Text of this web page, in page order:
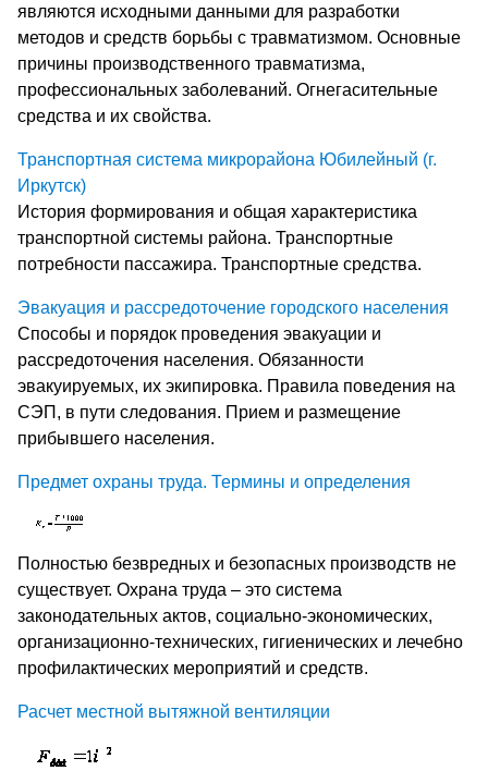
являются исходными данными для разработки
методов и средств борьбы с травматизмом. Основные
причины производственного травматизма,
профессиональных заболеваний. Огнегасительные
средства и их свойства.
Транспортная система микрорайона Юбилейный (г.
Иркутск)
История формирования и общая характеристика
транспортной системы района. Транспортные
потребности пассажира. Транспортные средства.
Эвакуация и рассредоточение городского населения
Способы и порядок проведения эвакуации и
рассредоточения населения. Обязанности
эвакуируемых, их экипировка. Правила поведения на
СЭП, в пути следования. Прием и размещение
прибывшего населения.
Предмет охраны труда. Термины и определения
Полностью безвредных и безопасных производств не
существует. Охрана труда – это система
законодательных актов, социально-экономических,
организационно-технических, гигиенических и лечебно
профилактических мероприятий и средств.
Расчет местной вытяжной вентиляции